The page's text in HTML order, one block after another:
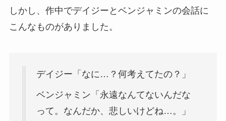
しかし、作中でデイジーとベンジャミンの会話に
こんなものがありました。
デイジー「なに…？何考えてたの？」
ベンジャミン「永遠なんてないんだな
って。なんだか、悲しいけどね…。」